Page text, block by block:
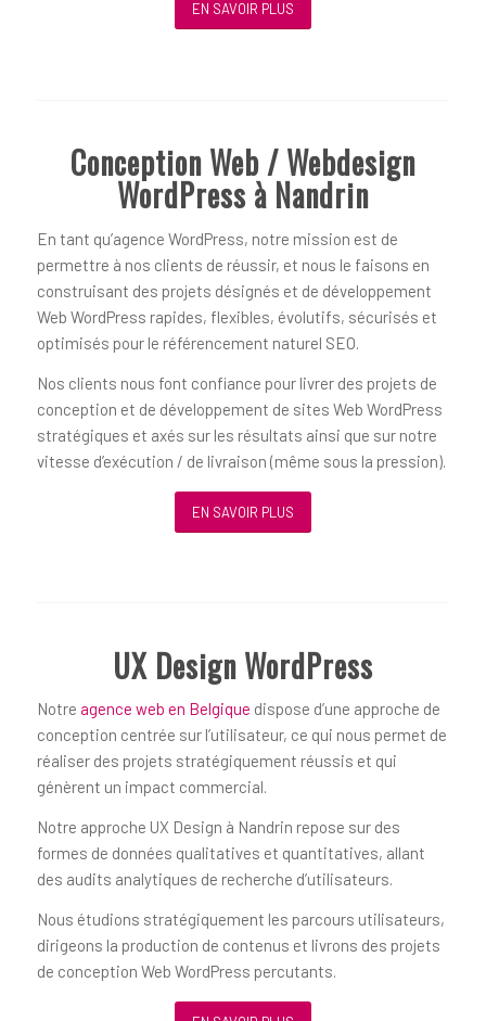
EN SAVOIR PLUS
Conception Web / Webdesign
WordPress à Nandrin
En tant qu’agence WordPress, notre mission est de
permettre à nos clients de réussir, et nous le faisons en
construisant des projets désignés et de développement
Web WordPress rapides, flexibles, évolutifs, sécurisés et
optimisés pour le référencement naturel SEO.
Nos clients nous font confiance pour livrer des projets de
conception et de développement de sites Web WordPress
stratégiques et axés sur les résultats ainsi que sur notre
vitesse d’exécution / de livraison (même sous la pression).
EN SAVOIR PLUS
UX Design WordPress
Notre agence web en Belgique dispose d’une approche de
conception centrée sur l’utilisateur, ce qui nous permet de
réaliser des projets stratégiquement réussis et qui
génèrent un impact commercial.
Notre approche UX Design à Nandrin repose sur des
formes de données qualitatives et quantitatives, allant
des audits analytiques de recherche d’utilisateurs.
Nous étudions stratégiquement les parcours utilisateurs,
dirigeons la production de contenus et livrons des projets
de conception Web WordPress percutants.